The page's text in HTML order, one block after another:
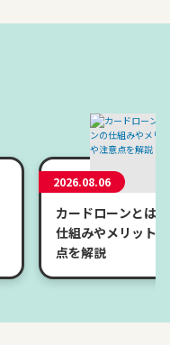
2026.08.06
カードローンとは
仕組みやメリット
点を解説